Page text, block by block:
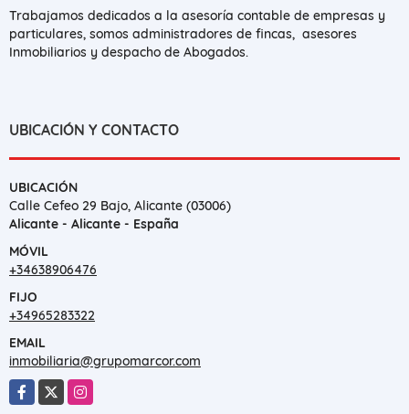
Trabajamos dedicados a la asesoría contable de empresas y
particulares, somos administradores de fincas, asesores
Inmobiliarios y despacho de Abogados.
UBICACIÓN Y CONTACTO
UBICACIÓN
Calle Cefeo 29 Bajo, Alicante (03006)
Alicante - Alicante - España
MÓVIL
+34638906476
FIJO
+34965283322
EMAIL
inmobiliaria@grupomarcor.com
Facebook
X Instagram